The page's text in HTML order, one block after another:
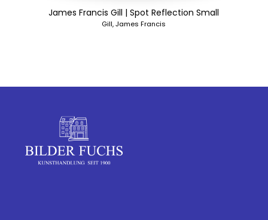
James Francis Gill | Spot Reflection Small
Gill, James Francis